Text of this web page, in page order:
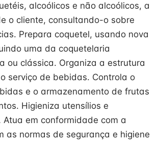
alcoólicos e não alcoólicos, a
o cliente, consultando-o sobre
Prepara coquetel, usando nova
uma da coquetelaria
ou clássica. Organiza a estrutura
serviço de bebidas. Controla o
e o armazenamento de frutas
Higieniza utensílios e
Atua em conformidade com a
as normas de segurança e higiene